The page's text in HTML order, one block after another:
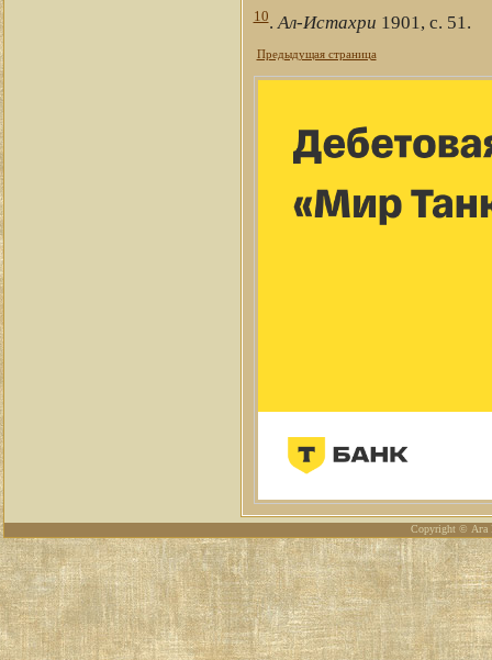
10.Ал-Истахри 1901, с. 51.
Предыдущая страница
Copyright © Ага